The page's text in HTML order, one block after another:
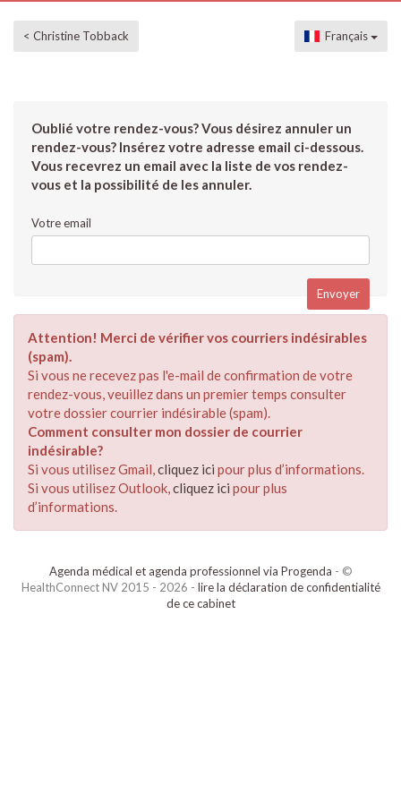
< Christine Tobback Français
Oublié votre rendez-vous? Vous désirez annuler un
rendez-vous? Insérez votre adresse email ci-dessous.
Vous recevrez un email avec la liste de vos rendez-
vous et la possibilité de les annuler.
Votre email
Attention! Merci de vérifier vos courriers indésirables
(spam).
Si vous ne recevez pas l'e-mail de confirmation de votre
rendez-vous, veuillez dans un premier temps consulter
votre dossier courrier indésirable (spam).
Comment consulter mon dossier de courrier
indésirable?
Si vous utilisez Gmail,cliquez ici pour plus d’informations.
Si vous utilisez Outlook,cliquez ici pour plus
d’informations.
Agenda médical et agenda professionnel via Progenda - ©
HealthConnect NV 2015 - 2026 - lire la déclaration de confidentialité
de ce cabinet